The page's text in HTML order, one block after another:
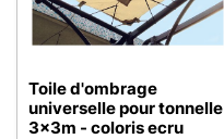
Toile d'ombrage
universelle pour tonnelle
3x3m - coloris ecru